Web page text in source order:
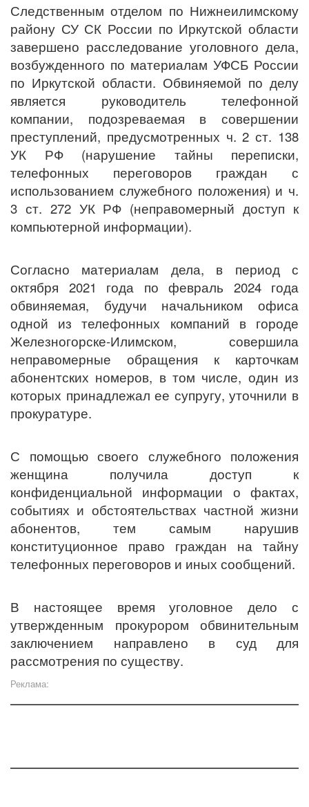
Следственным отделом по Нижнеилимскому
району СУ СК России по Иркутской области
завершено расследование уголовного дела,
возбужденного по материалам УФСБ России
по Иркутской области. Обвиняемой по делу
является руководитель телефонной
компании, подозреваемая в совершении
преступлений, предусмотренных ч. 2 ст. 138
УК РФ (нарушение тайны переписки,
телефонных переговоров граждан с
использованием служебного положения) и ч.
3 ст. 272 УК РФ (неправомерный доступ к
компьютерной информации).
Согласно материалам дела, в период с
октября 2021 года по февраль 2024 года
обвиняемая, будучи начальником офиса
одной из телефонных компаний в городе
Железногорске-Илимском, совершила
неправомерные обращения к карточкам
абонентских номеров, в том числе, один из
которых принадлежал ее супругу, уточнили в
прокуратуре.
С помощью своего служебного положения
женщина получила доступ к
конфиденциальной информации о фактах,
событиях и обстоятельствах частной жизни
абонентов, тем самым нарушив
конституционное право граждан на тайну
телефонных переговоров и иных сообщений.
В настоящее время уголовное дело с
утвержденным прокурором обвинительным
заключением направлено в суд для
рассмотрения по существу.
Реклама: